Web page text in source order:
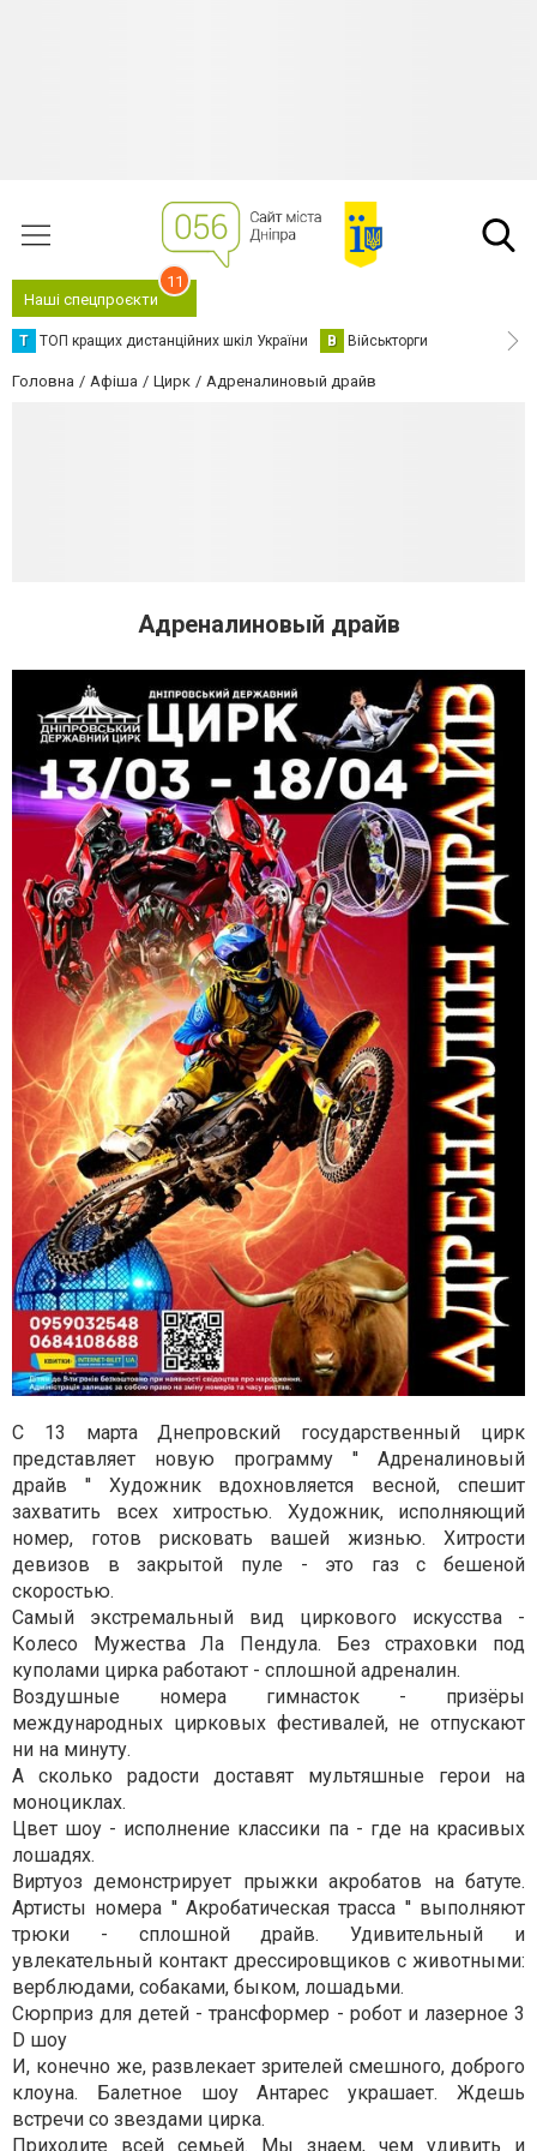
Наші спецпроєкти
11
Т ТОП кращих дистанційних шкіл України В Військторги
Головна Афіша Цирк Адреналиновый драйв
Адреналиновый драйв
С 13 марта Днепровский государственный цирк
представляет новую программу ′′ Адреналиновый
драйв ′′ Художник вдохновляется весной, спешит
захватить всех хитростью. Художник, исполняющий
номер, готов рисковать вашей жизнью. Хитрости
девизов в закрытой пуле - это газ с бешеной
скоростью.
Самый экстремальный вид циркового искусства -
Колесо Мужества Ла Пендула. Без страховки под
куполами цирка работают - сплошной адреналин.
Воздушные номера гимнасток - призёры
международных цирковых фестивалей, не отпускают
ни на минуту.
А сколько радости доставят мультяшные герои на
моноциклах.
Цвет шоу - исполнение классики па - где на красивых
лошадях.
Виртуоз демонстрирует прыжки акробатов на батуте.
Артисты номера ′′ Акробатическая трасса ′′ выполняют
трюки - сплошной драйв. Удивительный и
увлекательный контакт дрессировщиков с животными:
верблюдами, собаками, быком, лошадьми.
Сюрприз для детей - трансформер - робот и лазерное 3
D шоу
И, конечно же, развлекает зрителей смешного, доброго
клоуна. Балетное шоу Антарес украшает. Ждешь
встречи со звездами цирка.
Приходите всей семьей. Мы знаем, чем удивить и